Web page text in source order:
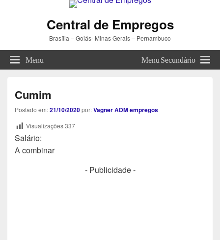
Central de Empregos
Brasília – Goiás- Minas Gerais – Pernambuco
Menu Menu Secundário
Cumim
Postado em:21/10/2020por:Vagner ADM empregos
Visualizações337
Salário:
A combinar
- Publicidade -